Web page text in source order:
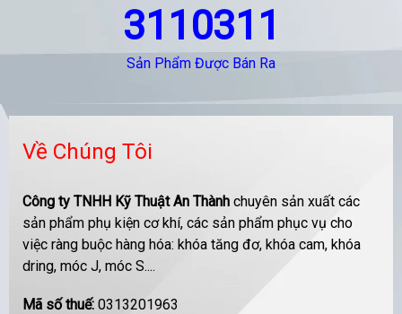
3110311
Sản Phẩm Được Bán Ra
Về Chúng Tôi
Công ty TNHH Kỹ Thuật An Thành chuyên sản xuất các
sản phẩm phụ kiện cơ khí, các sản phẩm phục vụ cho
việc ràng buộc hàng hóa: khóa tăng đơ, khóa cam, khóa
dring, móc J, móc S....
Mã số thuế: 0313201963